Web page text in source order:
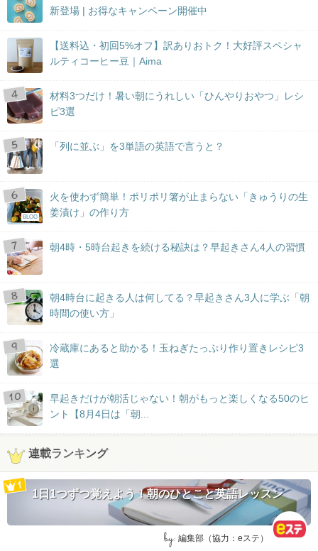
新登場 | お得なキャンペーン開催中
【送料込・初回5%オフ】訳ありおトク！大好評スペシャ
ルティコーヒー豆｜Aima
材料3つだけ！暑い朝にうれしい「ひんやりおやつ」レシ
ピ3選
「列に並ぶ」を3単語の英語で言うと？
BLOG
火を使わず簡単！ポリポリ箸が止まらない「きゅうりの生
姜漬け」の作り方
朝4時・5時台起きを続ける秘訣は？早起きさん4人の習慣
朝4時台に起きる人は何してる？早起きさん3人に学ぶ「朝
時間の使い方」
冷蔵庫にあると助かる！玉ねぎたっぷり作り置きレシピ3
選
早起きだけが朝活じゃない！朝がもっと楽しくなる50のヒ
ント【8月4日は「朝...
連載ランキング
1日1つずつ覚えよう！朝のひとこと英語レッスン
by: 編集部（協力：eステ）